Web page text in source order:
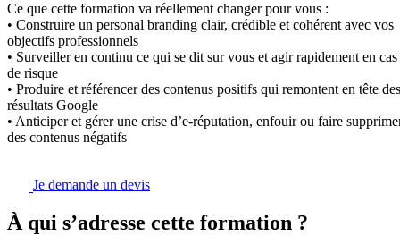
Ce que cette formation va réellement changer pour vous :
• Construire un personal branding clair, crédible et cohérent avec vos
objectifs professionnels
• Surveiller en continu ce qui se dit sur vous et agir rapidement en cas
de risque
• Produire et référencer des contenus positifs qui remontent en tête des
résultats Google
• Anticiper et gérer une crise d’e-réputation, enfouir ou faire
des contenus négatifs
Je demande un devis
À qui s’adresse cette formation ?